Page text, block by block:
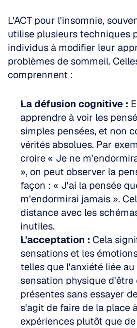
L'ACT pour l'insomnie,
utilise plusieurs techniques
individus à modifier leur
problèmes de sommeil.
comprennent :
La défusion cognitive :
apprendre à voir les
simples pensées, et non
vérités absolues. Par
croire « Je ne
», on peut observer la
façon : « J'ai la pensée
m'endormirai jamais ».
distance avec les
inutiles.
L'acceptation : Cela
sensations et les
telles que l'anxiété liée
sensation physique d'être
présentes sans essayer
s'agit de faire de la place
expériences plutôt que